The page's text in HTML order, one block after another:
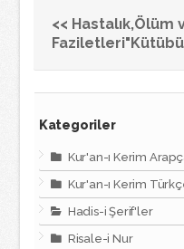
<<
Kategoriler
Kur'an-ı Kerim
Kur'an-ı Kerim
Hadis-i Şerif'ler
Risale-i Nur